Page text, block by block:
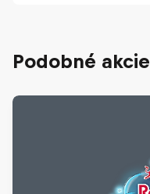
Podobné akcie